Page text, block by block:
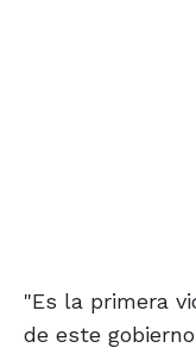
"Es la primera
de este